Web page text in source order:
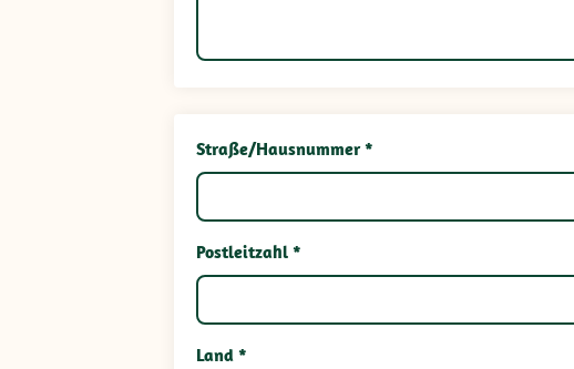
Straße/Hausnummer *
Postleitzahl *
Land *